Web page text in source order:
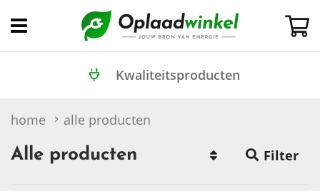
Open
Kwaliteitsproducten
home alle producten
Alle producten Filter